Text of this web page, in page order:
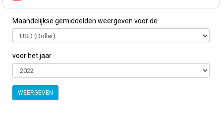
Maandelijkse gemiddelden weergeven voor de
voor het jaar
WEERGEVEN